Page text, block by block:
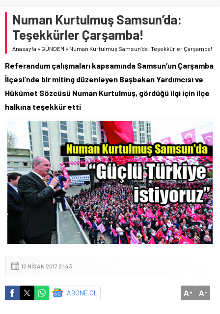
Numan Kurtulmuş Samsun’da:
Teşekkürler Çarşamba!
Anasayfa » GÜNDEM » Numan Kurtulmuş Samsun’da: Teşekkürler Çarşamba!
Referandum çalışmaları kapsamında Samsun’un Çarşamba
İlçesi’nde bir miting düzenleyen Başbakan Yardımcısı ve
Hükümet Sözcüsü Numan Kurtulmuş, gördüğü ilgi için ilçe
halkına teşekkür etti
12 NISAN 2017 21:43
ABONE OL A+ A-